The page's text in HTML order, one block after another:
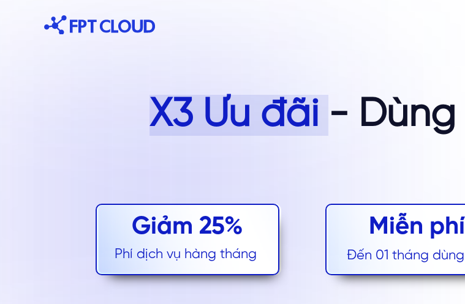
X3 Ưu đãi -
Giảm 25%
Phí dịch vụ hàng tháng
Miễn phí
Đến 01 tháng